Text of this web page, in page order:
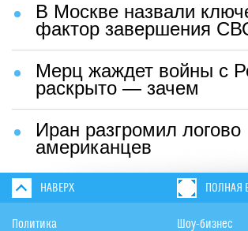
В Москве назвали
фактор завершения
Мерц жаждет войны с
раскрыто — зачем
Иран разгромил логово
американцев
НАВЕРХ ПОЛНАЯ
Политика Шоу-бизнес